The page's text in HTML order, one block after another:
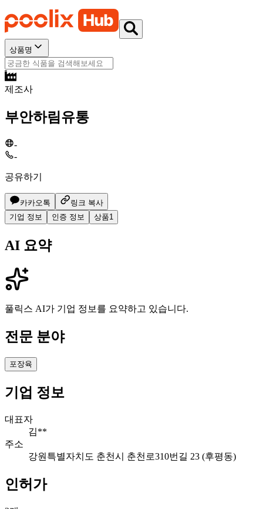
상품명
제조사
부안하림유통
-
-
공유하기
카카오톡
링크 복사
기업 정보
인증 정보 상품1
AI 요약
풀릭스 AI가 기업 정보를 요약하고 있습니다.
전문 분야
포장육
기업 정보
대표자
김**
주소
강원특별자치도 춘천시 춘천로310번길 23 (후평동)
인허가